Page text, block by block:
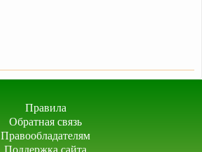
Правила
Обратная связь
Правообладателям
Поддержка сайта